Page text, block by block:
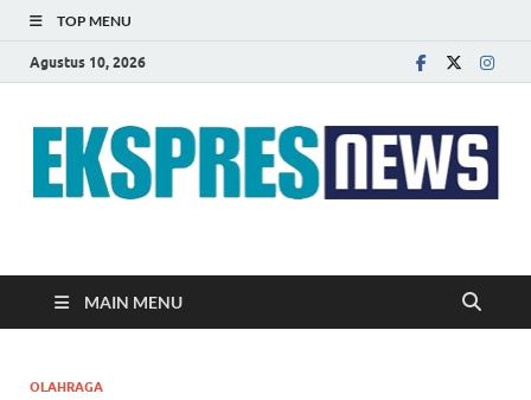
TOP MENU
Agustus 10, 2026
EKSPRES NEWS
MAIN MENU
OLAHRAGA